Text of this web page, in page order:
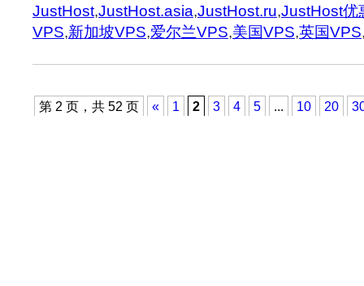
JustHost,JustHost.asia,JustHost.ru,JustHost优
VPS,新加坡VPS,爱尔兰VPS,美国VPS,英国VPS
第 2 页，共 52 页 « 1 2 3 4 5 ... 10 20